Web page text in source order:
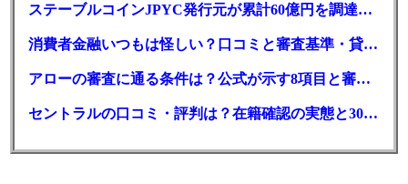
ステーブルコインJPYC発行元が累計60億円を調達、物流大手も出資参画
消費者金融いつもは怪しい？口コミと審査基準・貸付条件を調査
アローの審査に通る条件は？公式が示す8項目と審査時間
セントラルの口コミ・評判は？在籍確認の実態と30日金利0円の落とし穴